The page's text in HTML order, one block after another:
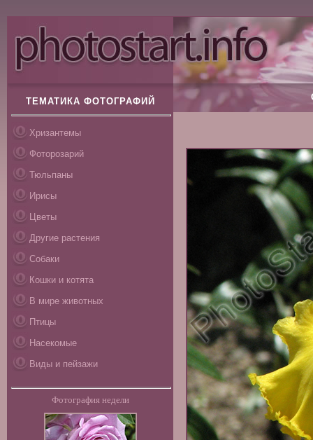
ТЕМАТИКА ФОТОГРАФИЙ
Хризантемы
Фоторозарий
Тюльпаны
Ирисы
Цветы
Другие растения
Собаки
Кошки и котята
В мире животных
Птицы
Насекомые
Виды и пейзажи
Фотография недели